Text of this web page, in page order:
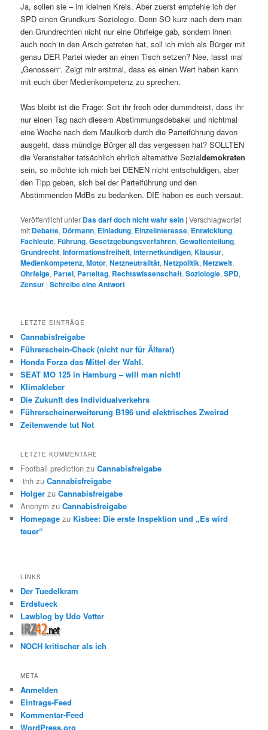
Ja, sollen sie – im kleinen Kreis. Aber zuerst empfehle ich der
SPD einen Grundkurs Soziologie. Denn SO kurz nach dem man
den Grundrechten nicht nur eine Ohrfeige gab, sondern ihnen
auch noch in den Arsch getreten hat, soll ich mich als Bürger mit
genau DER Partei wieder an einen Tisch setzen? Nee, lasst mal
„Genossen“. Zeigt mir erstmal, dass es einen Wert haben kann
mit euch über Medienkompetenz zu sprechen.
Was bleibt ist die Frage: Seit ihr frech oder dummdreist, dass ihr
nur einen Tag nach diesem Abstimmungsdebakel und nichtmal
eine Woche nach dem Maulkorb durch die Parteiführung davon
ausgeht, dass mündige Bürger all das vergessen hat? SOLLTEN
die Veranstalter tatsächlich ehrlich alternative Sozialdemokraten
sein, so möchte ich mich bei DENEN nicht entschuldigen, aber
den Tipp geben, sich bei der Parteiführung und den
Abstimmenden MdBs zu bedanken. DIE haben es euch versaut.
Veröffentlicht unter Das darf doch nicht wahr sein |Verschlagwortet
mit Debatte, Dörmann, Einladung, Einzelinteresse, Entwicklung,
Fachleute,Führung,Gesetzgebungsverfahren,Gewaltenteilung,
Grundrecht,Informationsfreiheit,Internetkundigen,Klausur,
Medienkompetenz,Motor,Netzneutralität,Netzpolitik,Netzwelt,
Ohrfeige, Partei, Parteitag, Rechtswissenschaft,Soziologie,SPD,
Zensur |Schreibe eine Antwort
LETZTE EINTRÄGE
Cannabisfreigabe
Führerschein-Check (nicht nur für Ältere!)
Honda Forza das Mittel der Wahl.
SEAT MO 125 in Hamburg – will man nicht!
Klimakleber
Die Zukunft des Individualverkehrs
Führerscheinerweiterung B196 und elektrisches Zweirad
Zeitenwende tut Not
LETZTE KOMMENTARE
Football prediction zuCannabisfreigabe
-thh zuCannabisfreigabe
Holger zuCannabisfreigabe
Anonym zuCannabisfreigabe
Homepage zu Kisbee: Die erste Inspektion und „Es wird
teuer“
LINKS
Der Tuedelkram
Erdstueck
Lawblog by Udo Vetter
NOCH kritischer als ich
META
Anmelden
Eintrags-Feed
Kommentar-Feed
WordPress.org